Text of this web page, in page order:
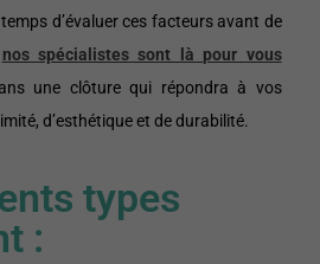
d’évaluer ces facteurs avant de
nos spécialistes sont là pour vous
une clôture qui répondra à vos
d’esthétique et de durabilité.
types
: